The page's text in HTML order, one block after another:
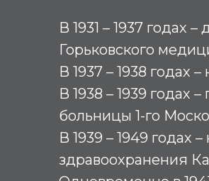
В 1931 – 1937 годах
Горьковского
В 1937 – 1938 годах
В 1938 – 1939 годах
больницы 1-го
В 1939 – 1949 годах
здравоохранения